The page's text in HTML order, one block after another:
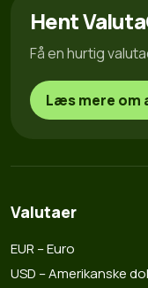
Hent
Få en hurtig
Læs mere om
Valutaer
EUR – Euro
USD – Amerikanske